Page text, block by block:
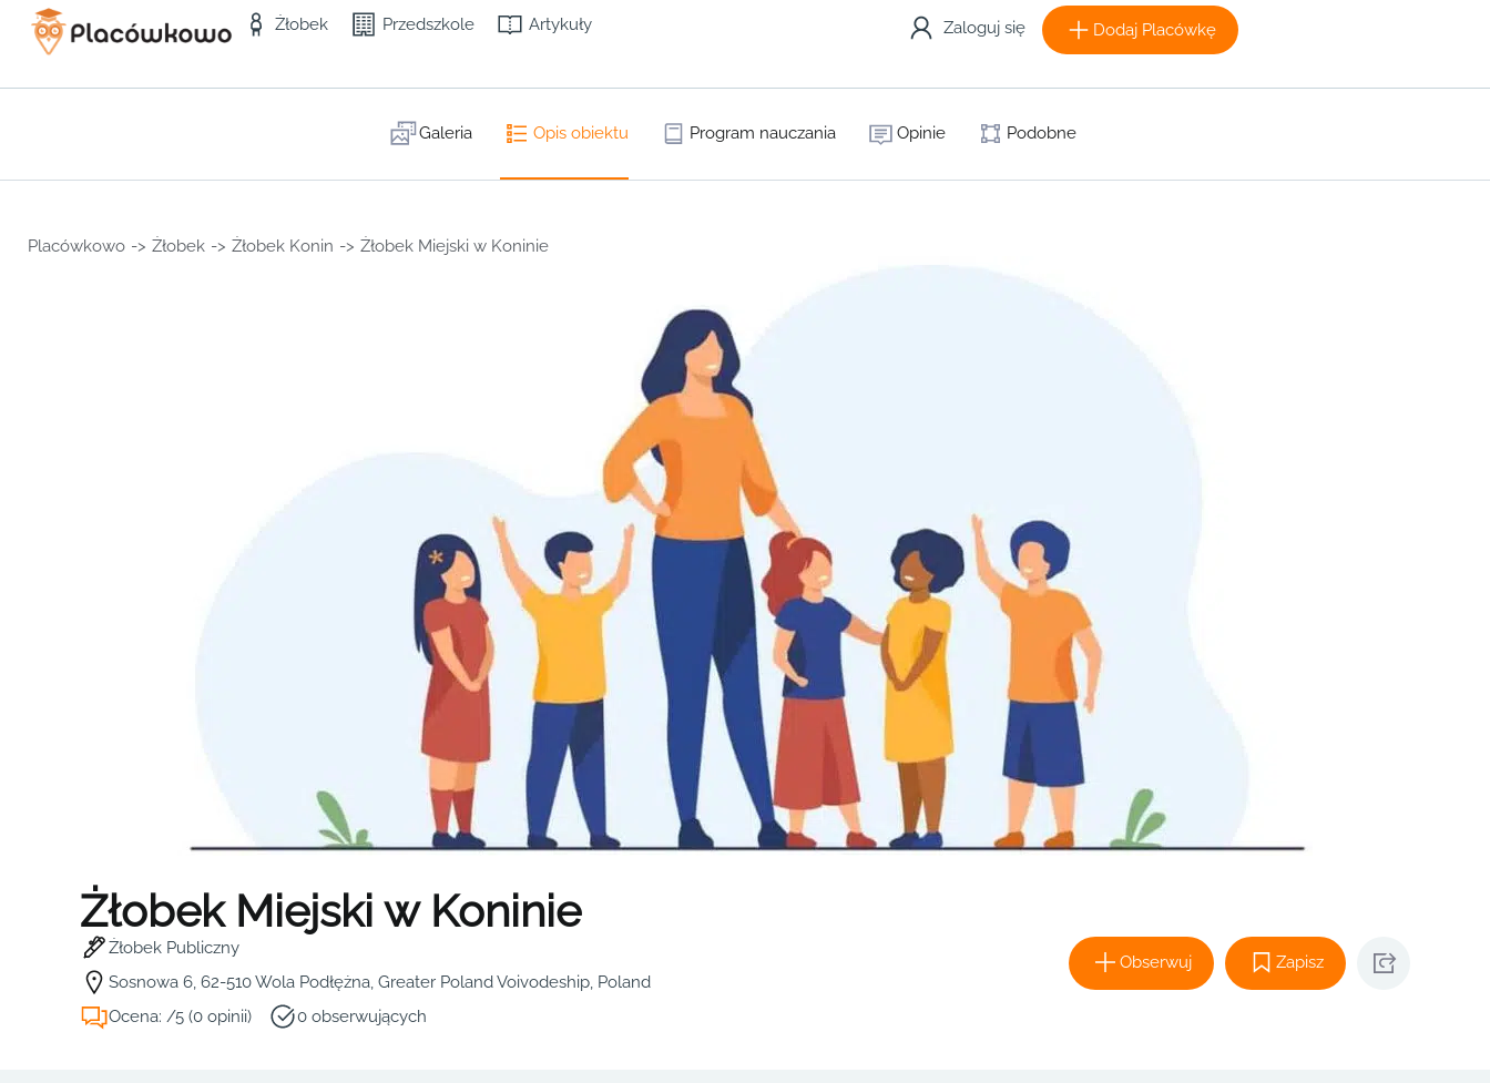
Żłobek Przedszkole Artykuły Zaloguj się Dodaj Placówkę
Galeria Opis obiektu Program nauczania Opinie Podobne
Placówkowo -> Żłobek -> Żłobek Konin -> Żłobek Miejski w Koninie
Żłobek Miejski w Koninie
Żłobek Publiczny
Sosnowa 6, 62-510 Wola Podłężna, Greater Poland Voivodeship, Poland
Ocena: /5 (0 opinii)
0 obserwujących
Obserwuj Zapisz